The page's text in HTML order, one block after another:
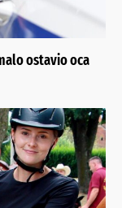
ostavio oca